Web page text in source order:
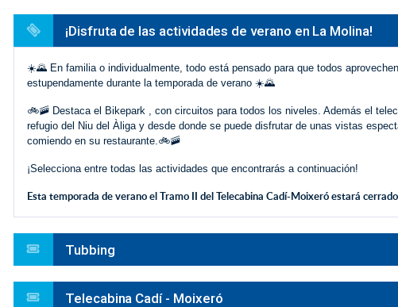
¡Disfruta de las actividades de verano en La Molina!
☀️🌄 En familia o individualmente, todo está pensado para que todos
estupendamente durante la temporada de verano ☀️🌄
🚲🚠 Destaca el Bikepark , con circuitos para todos los niveles. Además el
refugio del Niu del Àliga y desde donde se puede disfrutar de unas vistas
comiendo en su restaurante.🚲🚠
¡Selecciona entre todas las actividades que encontrarás a continuación!
Esta temporada de verano el Tramo II del Telecabina Cadí-Moixeró estará
Tubbing
Telecabina Cadí - Moixeró